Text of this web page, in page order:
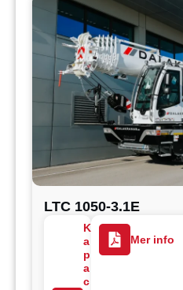
LTC 1050-3.1E
K
a
p
a
c
Mer info